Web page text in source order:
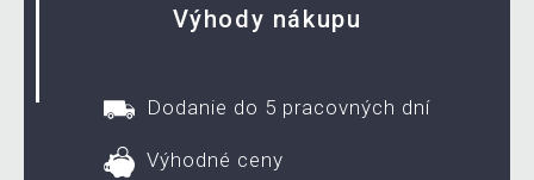
Výhody nákupu
Dodanie do 5 pracovných dní
Výhodné ceny